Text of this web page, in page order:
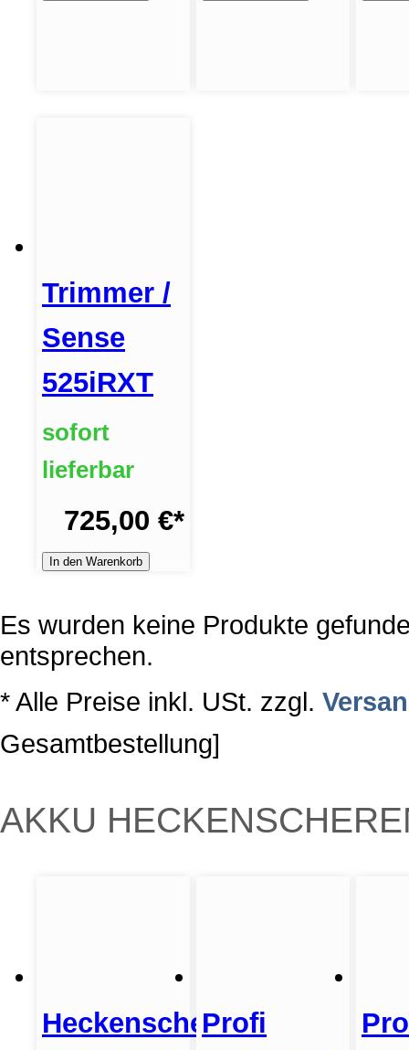
Trimmer /
Sense
525iRXT
sofort
lieferbar
725,00 €*
In den Warenkorb
Es wurden keine Produkte
entsprechen.
* Alle Preise inkl. USt. zzgl.
Gesamtbestellung]
AKKU
HeckenschereProfi